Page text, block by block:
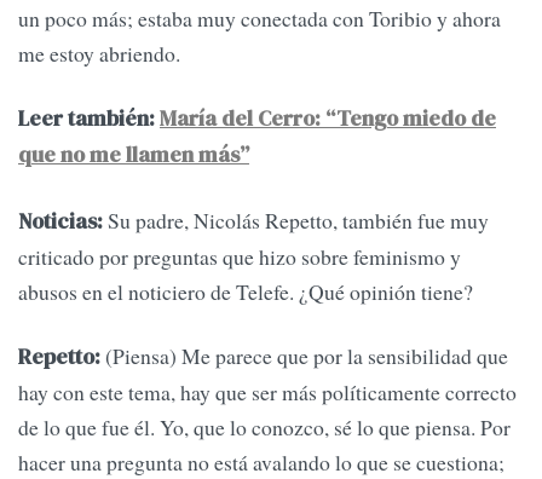
un poco más; estaba muy conectada con Toribio y ahora
me estoy abriendo.
Leer también:María del Cerro: “Tengo miedo de
que no me llamen más”
Noticias:Su padre, Nicolás Repetto, también fue muy
criticado por preguntas que hizo sobre feminismo y
abusos en el noticiero de Telefe. ¿Qué opinión tiene?
Repetto:(Piensa) Me parece que por la sensibilidad que
hay con este tema, hay que ser más políticamente correcto
de lo que fue él. Yo, que lo conozco, sé lo que piensa. Por
hacer una pregunta no está avalando lo que se cuestiona;